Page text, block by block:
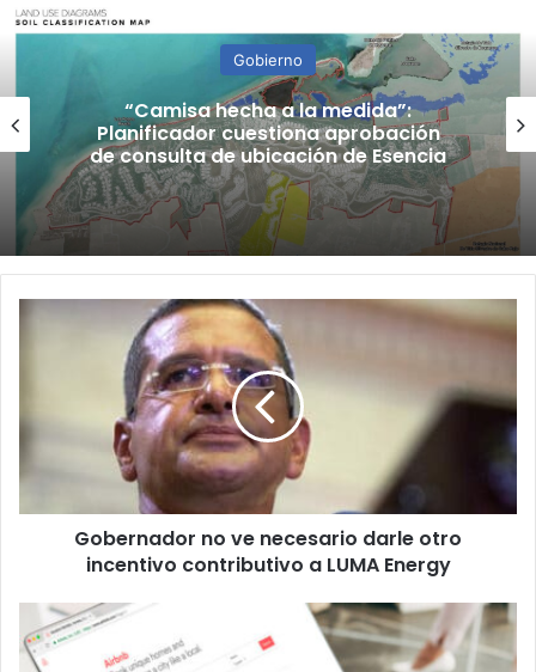
Gobierno
“Camisa hecha a la medida”:
Planificador cuestiona aprobación
de consulta de ubicación de Esencia
contributivo
a
Gobernador no ve necesario darle otro
incentivo contributivo a LUMA Energy
sigue
quedando